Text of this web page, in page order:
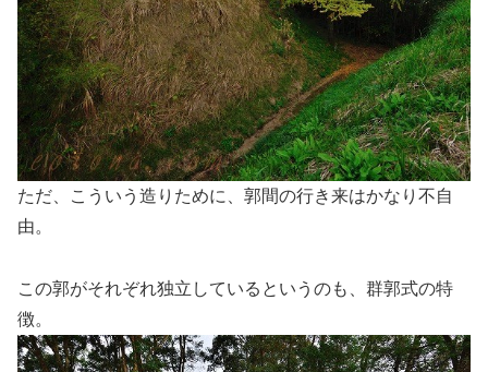
ただ、こういう造りために、郭間の行き来はかなり不自
由。
この郭がそれぞれ独立しているというのも、群郭式の特
徴。